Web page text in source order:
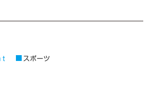
スポーツ